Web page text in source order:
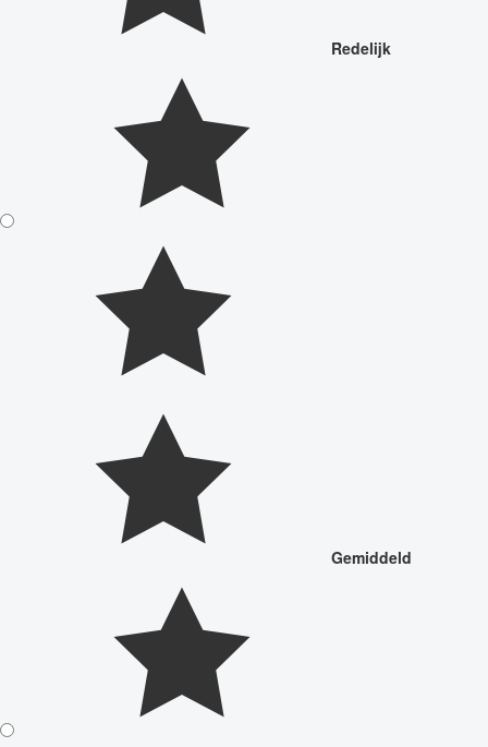
Redelijk
Gemiddeld